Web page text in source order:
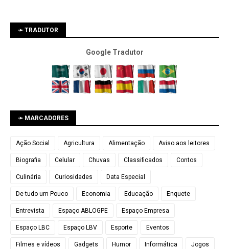
➛ TRADUTOR
Google Tradutor
➛ MARCADORES
Ação Social Agricultura Alimentação Aviso aos leitores
Biografia Celular Chuvas Classificados Contos
Culinária Curiosidades Data Especial
De tudo um Pouco Economia Educação Enquete
Entrevista Espaço ABLOGPE Espaço Empresa
Espaço LBC Espaço LBV Esporte Eventos
Filmes e vídeos Gadgets Humor Informática Jogos